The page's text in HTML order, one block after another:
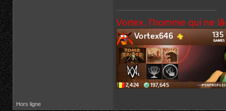
Vortex, l'homme qui ne
Hors ligne